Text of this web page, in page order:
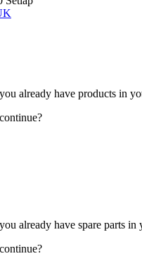
already have products in
already have spare parts